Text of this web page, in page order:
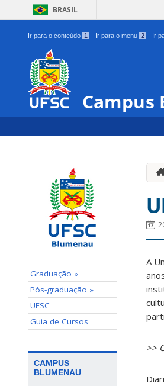
BRASIL
Ir para o conteúdo 1 Ir para o menu 2 Ir
Campus
Graduação »
Pós-graduação »
UFSC
Guia de Cursos
CAMPUS
BLUMENAU
A
>>